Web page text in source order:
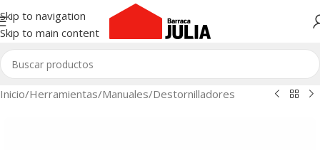
Skip to navigation
Skip to main content
Inicio/Herramientas/Manuales/Destornilladores